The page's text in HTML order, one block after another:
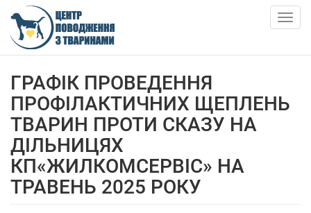
main
content
О НАС
НОВОСТИ
СТАТЬИ
УСЛУГИ
ГРАФІК ПРОВЕДЕННЯ
ПРОФІЛАКТИЧНИХ ЩЕПЛЕНЬ
ТВАРИН ПРОТИ СКАЗУ НА
ДІЛЬНИЦЯХ
КП«ЖИЛКОМСЕРВІС» НА
ТРАВЕНЬ 2025 РОКУ